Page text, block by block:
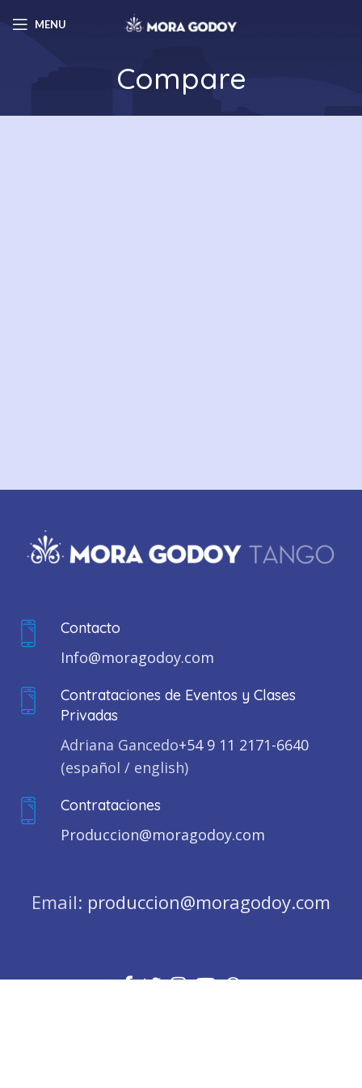
MENU
Compare
Contacto
Info@moragodoy.com
Contrataciones de Eventos y Clases
Privadas
Adriana Gancedo+54 9 11 2171-6640
(español / english)
Contrataciones
Produccion@moragodoy.com
Email: produccion@moragodoy.com